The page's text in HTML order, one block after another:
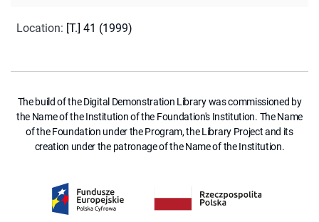
Location: [T.] 41 (1999)
The build of the Digital Demonstration Library was commissioned by
the Name of the Institution of the Foundation's Institution. The Name
of the Foundation under the Program, the Library Project and its
creation under the patronage of the Name of the Institution.